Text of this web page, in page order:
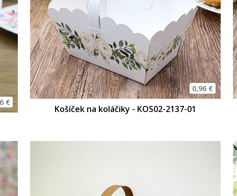
€
0,96 €
Košíček na koláčiky - KOS02-2137-01